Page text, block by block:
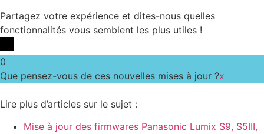
Partagez votre expérience et dites-nous quelles
fonctionnalités vous semblent les plus utiles !
0
Que pensez-vous de ces nouvelles mises à jour ?x
Lire plus d’articles sur le sujet :
Mise à jour des firmwares Panasonic Lumix S9, S5III,